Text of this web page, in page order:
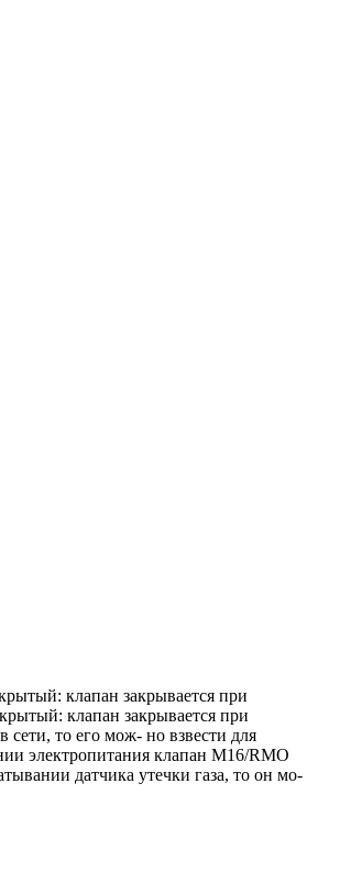
клапан закрывается при
клапан закрывается при
сети, то его мож- но взвести для
электропитания клапан M16/RMO
датчика утечки газа, то он мо-